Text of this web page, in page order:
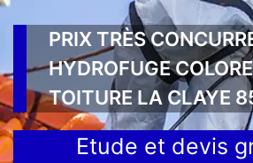
PRIX TRÈS
HYDROFUGE
TOITURE LA CLAYE
Etude et devis